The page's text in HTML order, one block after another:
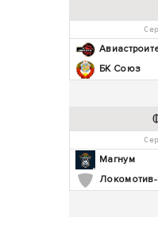
БК Союз
Магнум